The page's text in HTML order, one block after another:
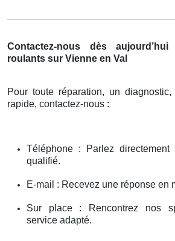
Contactez-nous dès
roulants sur Vienne en Val
Pour toute réparation, un
rapide, contactez-nous :
Téléphone : Parlez
qualifié.
E-mail : Recevez une réponse en
Sur place : Rencontrez nos
service adapté.